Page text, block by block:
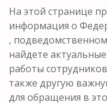
На этой странице
информация о
, подведомственном
найдете
работы
также другую
для обращения в